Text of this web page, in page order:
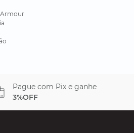
Pague com Pix e ganhe
3%OFF